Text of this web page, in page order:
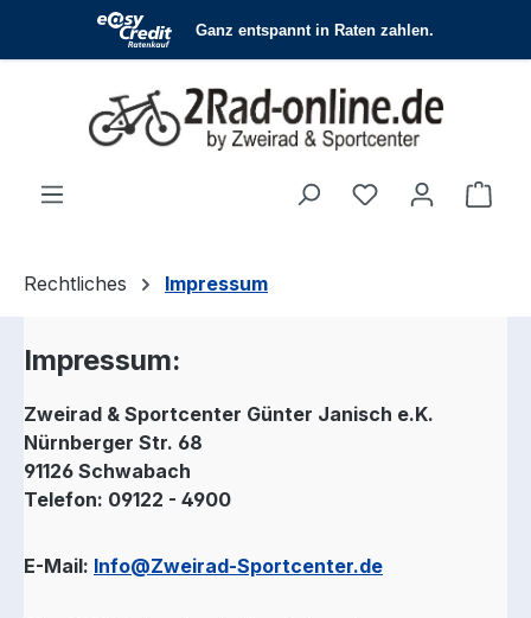
Zum Hauptinhalt springen
Du hast 0
Rechtliches Impressum
Impressum:
Zweirad & Sportcenter Günter Janisch e.K.
Nürnberger Str. 68
91126 Schwabach
Telefon: 09122 - 4900
E-Mail: Info@Zweirad-Sportcenter.de